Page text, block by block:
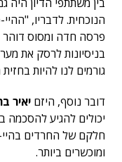
בין משתתפי הדיון היה
הנוכחית. לדבריו,
פרסה חדה ומסוס דוהר
בניסיונות לרסק את
גורמים לנו להיות
דובר נוסף, היזם יאיר
יכולים להגיע
חלקם של החרדים
ומוכשרים ביותר.